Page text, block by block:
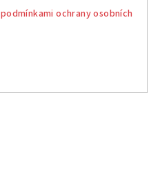
podmínkami ochrany osobních